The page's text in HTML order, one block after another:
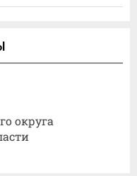
округа